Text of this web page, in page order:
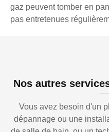
gaz peuvent tomber en
pas entretenues
Nos autres
Vous avez besoin d'un
dépannage ou une